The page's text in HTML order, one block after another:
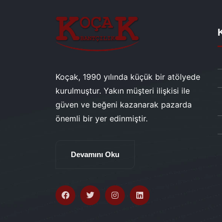
Koçak, 1990 yılında küçük bir atölyede
kurulmuştur. Yakın müşteri ilişkisi ile
güven ve beğeni kazanarak pazarda
önemli bir yer edinmiştir.
Devamını Oku